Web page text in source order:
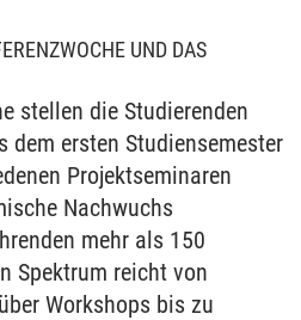
UND DAS
stellen die Studierenden
dem ersten Studiensemester
Projektseminaren
Nachwuchs
mehr als 150
Spektrum reicht von
Workshops bis zu